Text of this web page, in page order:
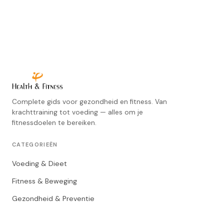
Complete gids voor gezondheid en fitness. Van
krachttraining tot voeding — alles om je
fitnessdoelen te bereiken.
CATEGORIEËN
Voeding & Dieet
Fitness & Beweging
Gezondheid & Preventie